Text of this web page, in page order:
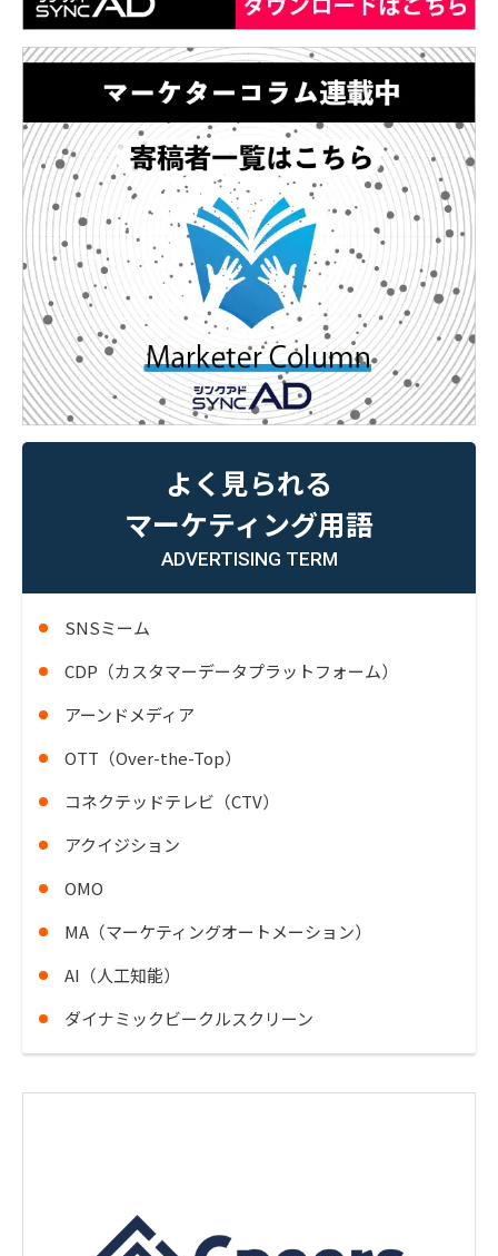
よく見られる
マーケティング用語
ADVERTISING TERM
SNSミーム
CDP（カスタマーデータプラットフォーム）
アーンドメディア
OTT（Over-the-Top）
コネクテッドテレビ（CTV）
アクイジション
OMO
MA（マーケティングオートメーション）
AI（人工知能）
ダイナミックビークルスクリーン